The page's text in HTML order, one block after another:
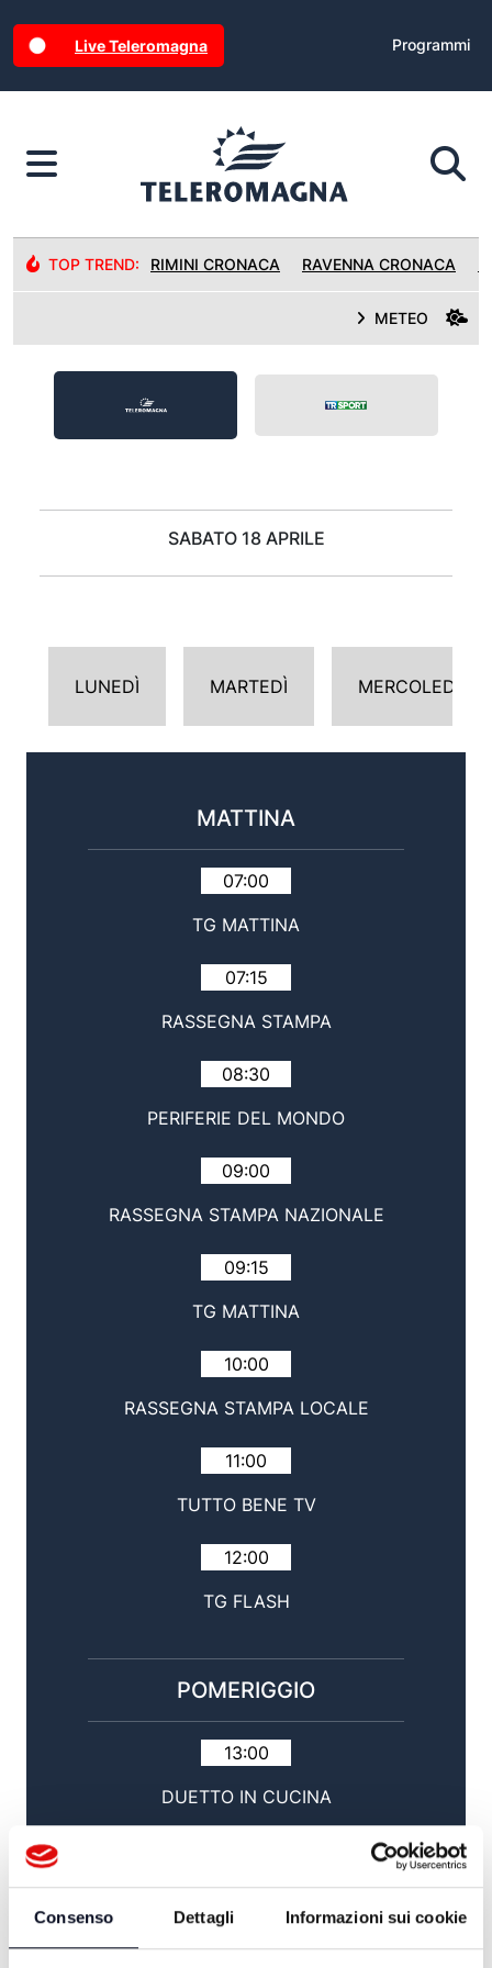
Consenso Dettagli Informazioni sui cookie
Live Teleromagna Programmi
TOP TREND: RIMINI CRONACA RAVENNA CRONACA
METEO
SABATO 18 APRILE
LUNEDÌ MARTEDÌ MERCOLEDÌ
MATTINA
07:00
TG MATTINA
07:15
RASSEGNA STAMPA
08:30
PERIFERIE DEL MONDO
09:00
RASSEGNA STAMPA NAZIONALE
09:15
TG MATTINA
10:00
RASSEGNA STAMPA LOCALE
11:00
TUTTO BENE TV
12:00
TG FLASH
POMERIGGIO
13:00
DUETTO IN CUCINA
TG GIORNO / SPORT
15:00